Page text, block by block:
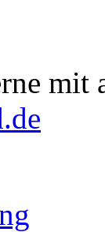
mit